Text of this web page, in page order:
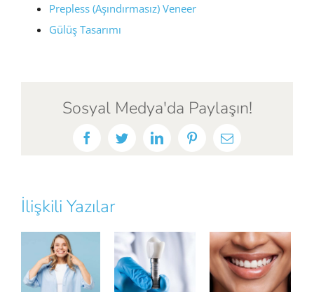
Prepless (Aşındırmasız) Veneer
Gülüş Tasarımı
Sosyal Medya'da Paylaşın!
FacebookTwitterLinkedInPinterestE-
İlişkili Yazılar